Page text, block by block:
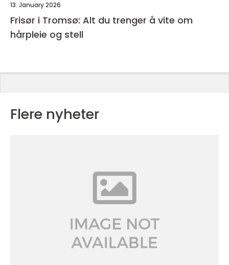
13. January 2026
Frisør i Tromsø: Alt du trenger å vite om
hårpleie og stell
Flere nyheter